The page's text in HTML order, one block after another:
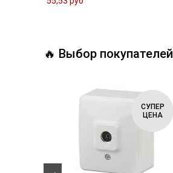
🔥 Выбор покупателей
СУПЕР
ЦЕНА